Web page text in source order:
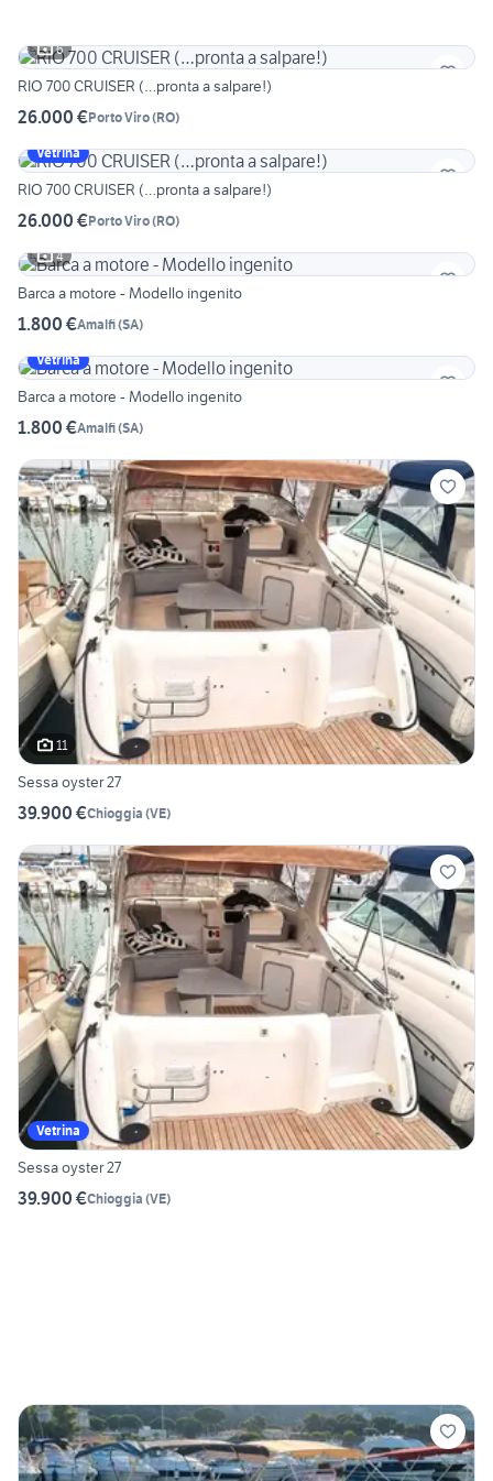
6
RIO 700 CRUISER (…pronta a salpare!)
26.000 €Porto Viro(RO)
Vetrina
RIO 700 CRUISER (…pronta a salpare!)
26.000 €Porto Viro(RO)
4
Barca a motore - Modello ingenito
1.800 €Amalfi(SA)
Vetrina
Barca a motore - Modello ingenito
1.800 €Amalfi(SA)
11
Sessa oyster 27
39.900 €Chioggia (VE)
Vetrina
Sessa oyster 27
39.900 €Chioggia (VE)